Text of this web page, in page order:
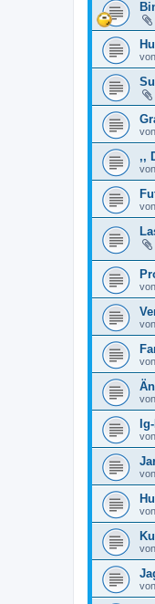
von
von
,,
von
von
von
von
von
von
von
von
von
von
von